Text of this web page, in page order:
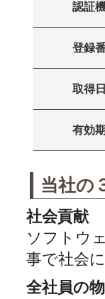
認証
登録
取得
有効
当社の
社会貢献
ソフトウ
事で社会
全社員の